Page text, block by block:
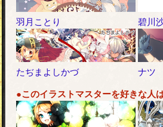
羽月ことり 碧川
たぢまよしかづ ナツ
●このイラストマスターを好きな人